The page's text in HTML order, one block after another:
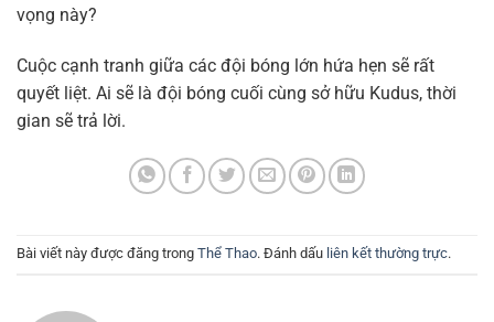
vọng này?
Cuộc cạnh tranh giữa các đội bóng lớn hứa hẹn sẽ rất
quyết liệt. Ai sẽ là đội bóng cuối cùng sở hữu Kudus, thời
gian sẽ trả lời.
Bài viết này được đăng trong Thể Thao. Đánh dấu liên kết thường trực.